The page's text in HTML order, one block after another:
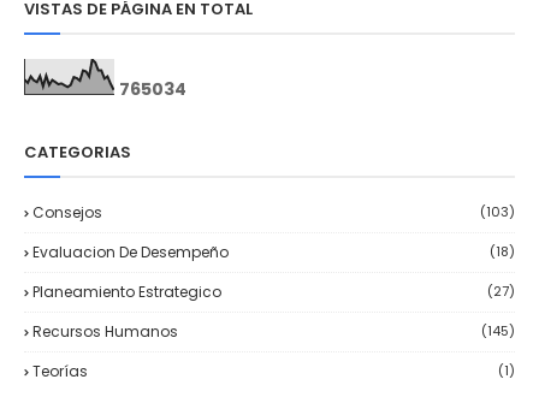
VISTAS DE PÁGINA EN TOTAL
765034
CATEGORIAS
Consejos (103)
Evaluacion De Desempeño (18)
Planeamiento Estrategico (27)
Recursos Humanos (145)
Teorías (1)